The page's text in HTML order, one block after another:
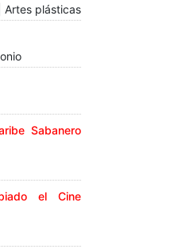
Artes plásticas
Sabanero
el Cine